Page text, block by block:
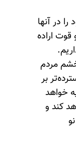
در آنها
قوت اراده
مردم
بر
خواهد
کند و